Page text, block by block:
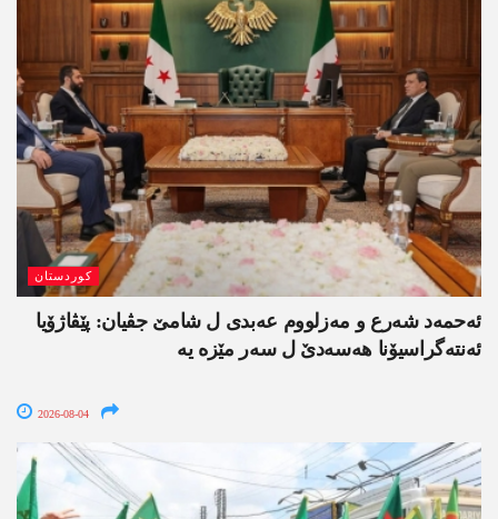
کوردستان
ئەحمەد شەرع و مەزلووم عەبدی ل شامێ جڤیان: پێڤاژۆیا
ئەنتەگراسیۆنا ھەسەدێ ل سەر مێزە یە
2026-08-04